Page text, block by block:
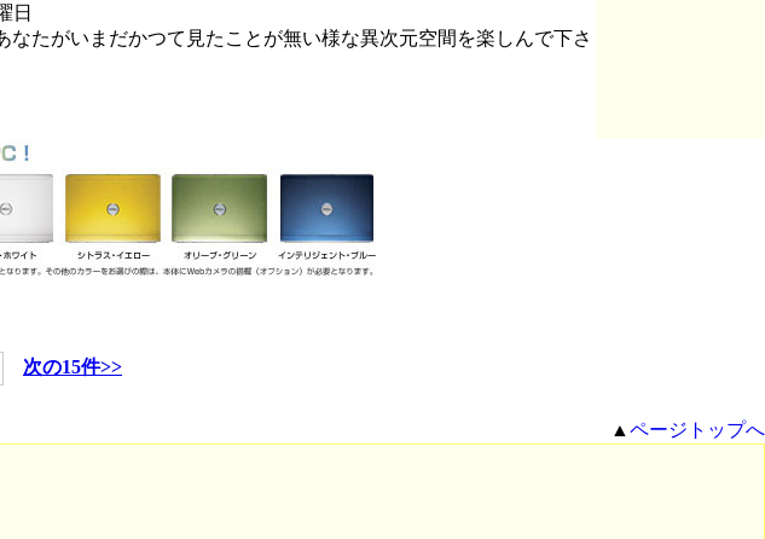
日
たがいまだかつて見たことが無い様な異次元空間を楽しんで下さ
次の15件>>
▲ ページトップへ